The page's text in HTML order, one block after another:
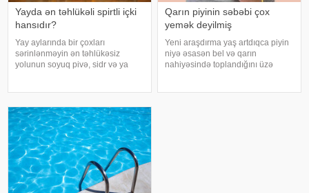
Yayda ən təhlükəli spirtli içki
hansıdır?
Yay aylarında bir çoxları
sərinlənməyin ən təhlükəsiz
yolunun soyuq pivə, sidr və ya
az alkoqollu içkilər çox vaxt
zərərsi
Qarın piyinin səbəbi çox
yemək deyilmiş
Yeni araşdırma yaş artdıqca piyin
niyə əsasən bel və qarın
nahiyəsində toplandığını üzə